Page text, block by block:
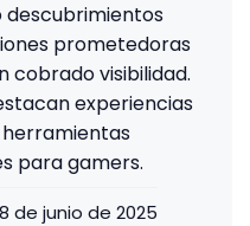
prometedoras
cobrado visibilidad.
experiencias
para gamers.
de junio de 2025